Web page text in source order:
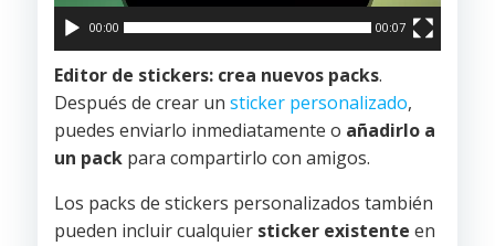
00:00 00:07
Editor de stickers: crea nuevos packs.
Después de crear un sticker personalizado,
puedes enviarlo inmediatamente o añadirlo a
un pack para compartirlo con amigos.
Los packs de stickers personalizados también
pueden incluir cualquier sticker existente en